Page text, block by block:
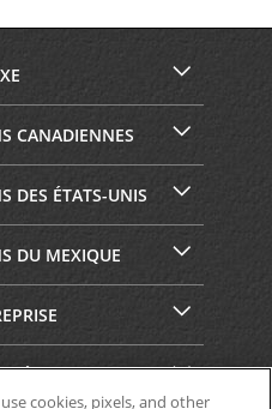
CANADIENNES
DES ÉTATS-UNIS
DU MEXIQUE
cookies, pixels, and other